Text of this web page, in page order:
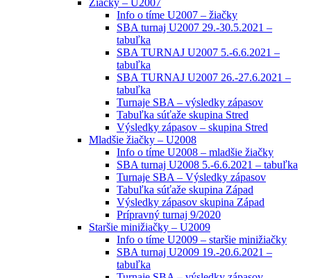
Info o tíme U2007 – žiačky
SBA turnaj U2007 29.-30.5.2021 –
tabuľka
SBA TURNAJ U2007 5.-6.6.2021 –
tabuľka
SBA TURNAJ U2007 26.-27.6.2021 –
tabuľka
Turnaje SBA – výsledky zápasov
Tabuľka súťaže skupina Stred
Výsledky zápasov – skupina Stred
Mladšie žiačky – U2008
Info o tíme U2008 – mladšie žiačky
SBA turnaj U2008 5.-6.6.2021 – tabuľka
Turnaje SBA – Výsledky zápasov
Tabuľka súťaže skupina Západ
Výsledky zápasov skupina Západ
Prípravný turnaj 9/2020
Staršie minižiačky – U2009
Info o tíme U2009 – staršie minižiačky
SBA turnaj U2009 19.-20.6.2021 –
tabuľka